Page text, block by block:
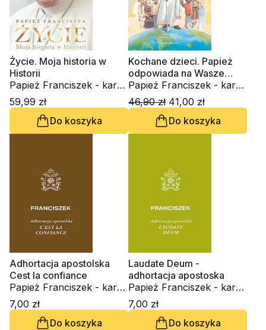
Życie. Moja historia w
Historii
Papież Franciszek - kard.
Jorge Mario Bergoglio
59,99 zł
Do koszyka
Kochane dzieci. Papież
odpowiada na Wasze
pytania
Papież Franciszek - kard.
Jorge Mario Bergoglio
46,90 zł 41,00 zł
Do koszyka
Adhortacja apostolska
Cest la confiance
Papież Franciszek - kard.
Jorge Mario Bergoglio
7,00 zł
Do koszyka
Laudate Deum -
adhortacja apostoska
Papież Franciszek - kard.
Jorge Mario Bergoglio
7,00 zł
Do koszyka